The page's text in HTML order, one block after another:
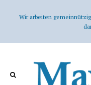
Wir arbeiten